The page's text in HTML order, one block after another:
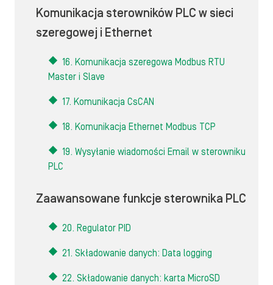
Komunikacja sterowników PLC w sieci
szeregowej i Ethernet
16. Komunikacja szeregowa Modbus RTU
Master i Slave
17. Komunikacja CsCAN
18. Komunikacja Ethernet Modbus TCP
19. Wysyłanie wiadomości Email w sterowniku
PLC
Zaawansowane funkcje sterownika PLC
20. Regulator PID
21. Składowanie danych: Data logging
22. Składowanie danych: karta MicroSD